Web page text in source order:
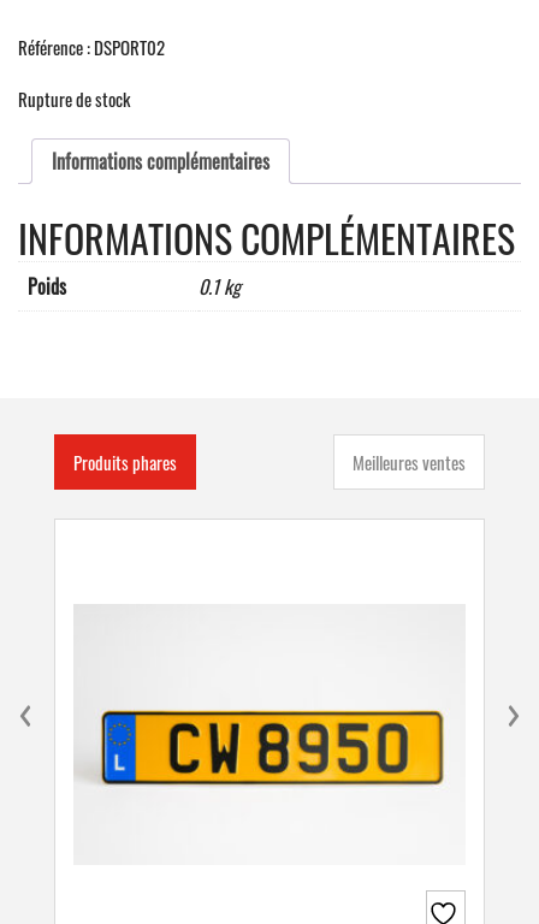
Référence : DSPORT02
Rupture de stock
Informations complémentaires
INFORMATIONS COMPLÉMENTAIRES
Poids 0.1 kg
Produits phares Meilleures ventes